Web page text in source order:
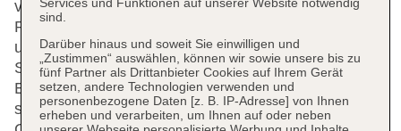
von Ausflügen wird am Tourdesk geboten. Das
Resort verfügt über rollstuhlgerechte Einrichtungen
und einen Aufzug. Ein Supermarkt und ein
Souvenirshop und andere Geschäfte können zum
Einkaufen und Bummeln genutzt werden. Ein
schöner Garten und ein Spielplatz gehören zum
sind.
Darüber hinaus und soweit Sie einwilligen und
„Zustimmen“ auswählen, können wir sowie unsere bis zu
fünf Partner als Drittanbieter Cookies auf Ihrem Gerät
setzen, andere Technologien verwenden und
personenbezogene Daten [z. B. IP-Adresse] von Ihnen
erheben und verarbeiten, um Ihnen auf oder neben